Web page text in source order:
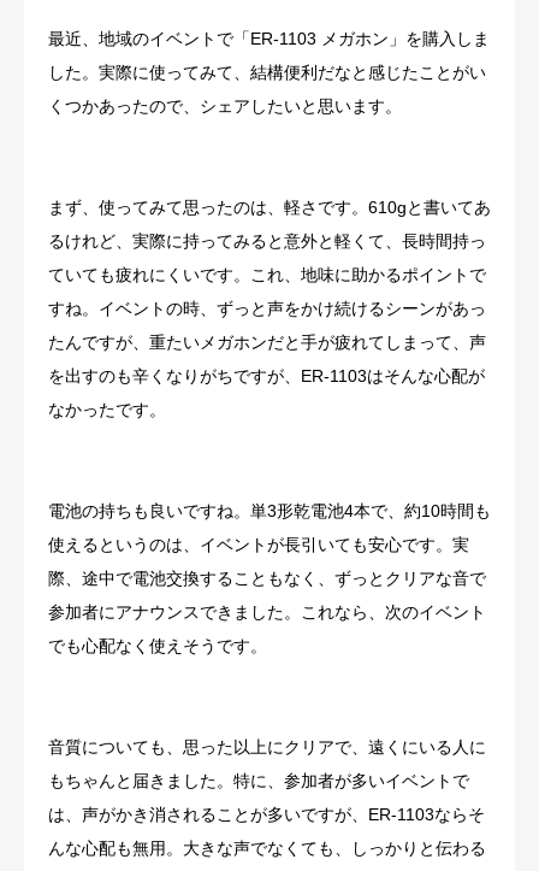
最近、地域のイベントで「ER-1103 メガホン」を購入しま
した。実際に使ってみて、結構便利だなと感じたことがい
くつかあったので、シェアしたいと思います。
まず、使ってみて思ったのは、軽さです。610gと書いてあ
るけれど、実際に持ってみると意外と軽くて、長時間持っ
ていても疲れにくいです。これ、地味に助かるポイントで
すね。イベントの時、ずっと声をかけ続けるシーンがあっ
たんですが、重たいメガホンだと手が疲れてしまって、声
を出すのも辛くなりがちですが、ER-1103はそんな心配が
なかったです。
電池の持ちも良いですね。単3形乾電池4本で、約10時間も
使えるというのは、イベントが長引いても安心です。実
際、途中で電池交換することもなく、ずっとクリアな音で
参加者にアナウンスできました。これなら、次のイベント
でも心配なく使えそうです。
音質についても、思った以上にクリアで、遠くにいる人に
もちゃんと届きました。特に、参加者が多いイベントで
は、声がかき消されることが多いですが、ER-1103ならそ
んな心配も無用。大きな声でなくても、しっかりと伝わる